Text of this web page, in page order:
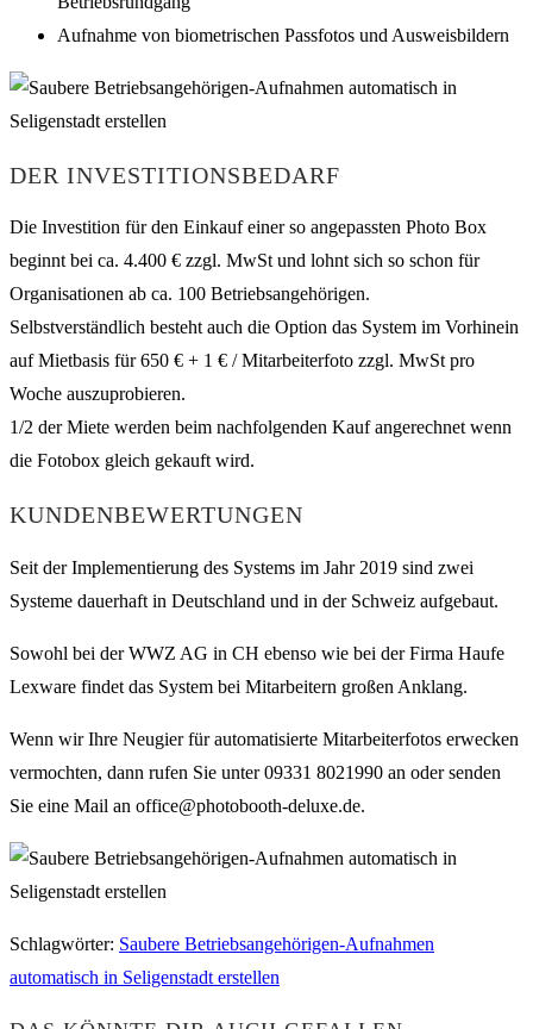
Aufnahme von biometrischen Passfotos und Ausweisbildern
DER INVESTITIONSBEDARF
Die Investition für den Einkauf einer so angepassten Photo Box
beginnt bei ca. 4.400 € zzgl. MwSt und lohnt sich so schon für
Organisationen ab ca. 100 Betriebsangehörigen.
Selbstverständlich besteht auch die Option das System im Vorhinein
auf Mietbasis für 650 € + 1 € / Mitarbeiterfoto zzgl. MwSt pro
Woche auszuprobieren.
1/2 der Miete werden beim nachfolgenden Kauf angerechnet wenn
die Fotobox gleich gekauft wird.
KUNDENBEWERTUNGEN
Seit der Implementierung des Systems im Jahr 2019 sind zwei
Systeme dauerhaft in Deutschland und in der Schweiz aufgebaut.
Sowohl bei der WWZ AG in CH ebenso wie bei der Firma Haufe
Lexware findet das System bei Mitarbeitern großen Anklang.
Wenn wir Ihre Neugier für automatisierte Mitarbeiterfotos erwecken
vermochten, dann rufen Sie unter 09331 8021990 an oder senden
Sie eine Mail an office@photobooth-deluxe.de.
Schlagwörter: Saubere Betriebsangehörigen-Aufnahmen
automatisch in Seligenstadt erstellen